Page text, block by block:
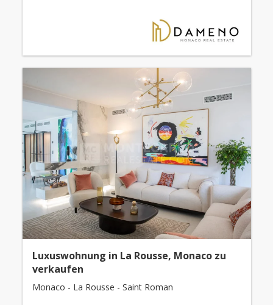
Luxuswohnung in La Rousse, Monaco zu
verkaufen
Monaco - La Rousse - Saint Roman